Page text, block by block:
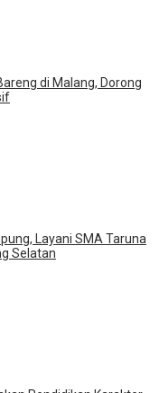
di Malang, Dorong
Layani SMA Taruna
Selatan